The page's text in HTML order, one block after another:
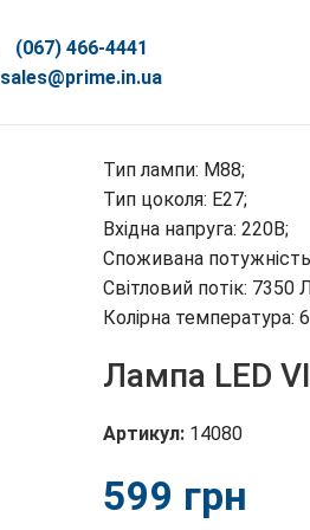
(067) 466-4441
sales@prime.in.ua
Тип лампи: M88;
Тип цоколя: E27;
Вхідна напруга: 220В;
Споживана
Світловий потік: 7350
Колірна температура:
Лампа LED
Артикул: 14080
грн